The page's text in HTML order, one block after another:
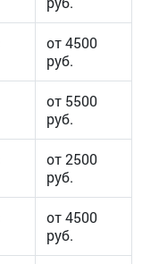
от 4500
руб.
от 5500
руб.
от 2500
руб.
от 4500
руб.